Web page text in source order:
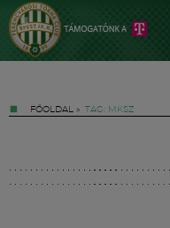
FŐOLDAL » TAG: MKSZ